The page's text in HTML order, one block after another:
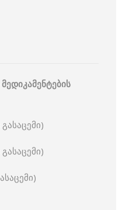
მედიკამენტების